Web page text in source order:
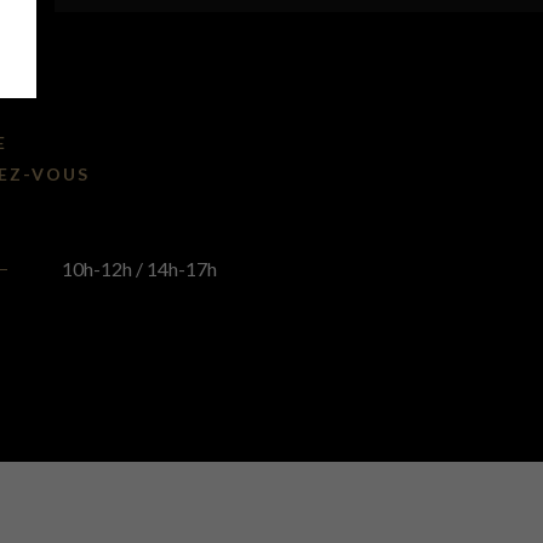
VOUS
10h-12h / 14h-17h